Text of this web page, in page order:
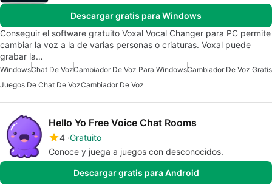
Descargar gratis para Windows
Conseguir el software gratuito Voxal Vocal Changer para PC permite
cambiar la voz a la de varias personas o criaturas. Voxal puede
grabar la…
WindowsChat De VozCambiador De Voz Para WindowsCambiador De Voz Gratis
Juegos De Chat De VozCambiador De Voz
Hello Yo Free Voice Chat Rooms
4 Gratuito
Conoce y juega a juegos con desconocidos.
Descargar gratis para Android